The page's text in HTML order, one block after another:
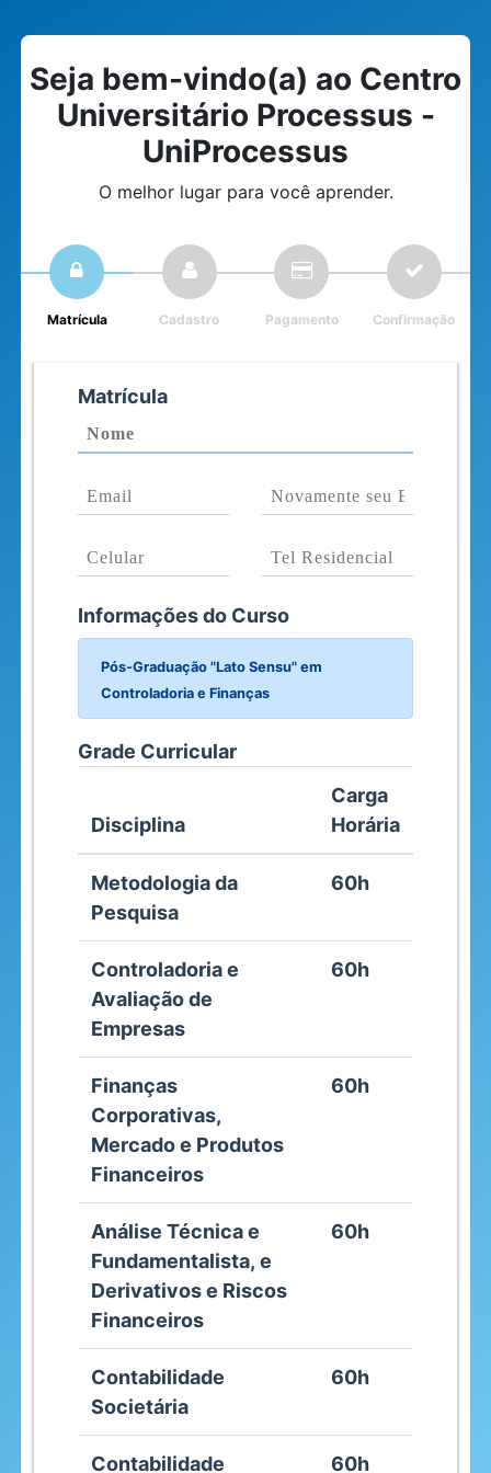
Seja bem-vindo(a) ao Centro
Universitário Processus -
UniProcessus
O melhor lugar para você aprender.
Matrícula Cadastro Pagamento Confirmação
Matrícula
Informações do Curso
Pós-Graduação "Lato Sensu" em
Controladoria e Finanças
Grade Curricular
Disciplina
Carga
Horária
Metodologia da
Pesquisa
60h
Controladoria e
Avaliação de
Empresas
60h
Finanças
Corporativas,
Mercado e Produtos
Financeiros
60h
Análise Técnica e
Fundamentalista, e
Derivativos e Riscos
Financeiros
60h
Contabilidade
Societária
60h
Contabilidade 60h